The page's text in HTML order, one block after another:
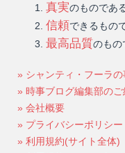
真実のものであ
信頼できるもの
最高品質のもの
» シャンティ・フーラ
» 時事ブログ編集部のご
» 会社概要
» プライバシーポリシー
» 利用規約(サイト全体)